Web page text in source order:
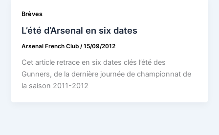
Brèves
L’été d’Arsenal en six dates
Arsenal French Club/15/09/2012
Cet article retrace en six dates clés l’été des
Gunners, de la dernière journée de championnat de
la saison 2011-2012